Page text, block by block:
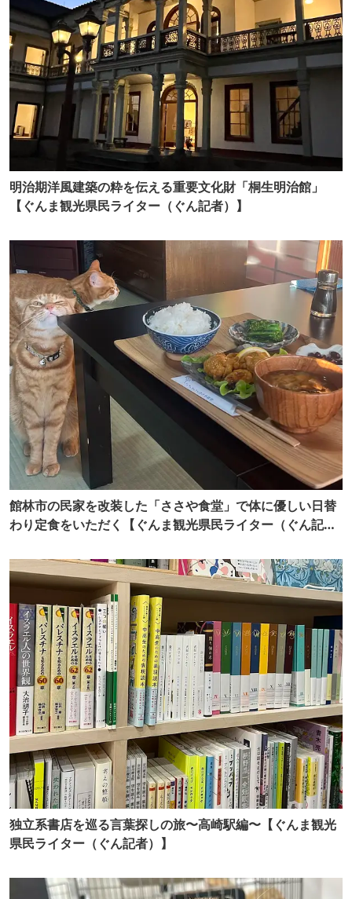
明治期洋風建築の粋を伝える重要文化財「桐生明治館」
【ぐんま観光県民ライター（ぐん記者）】
館林市の民家を改装した「ささや食堂」で体に優しい日替
わり定食をいただく【ぐんま観光県民ライター（ぐん記
独立系書店を巡る言葉探しの旅〜高崎駅編〜【ぐんま観光
県民ライター（ぐん記者）】